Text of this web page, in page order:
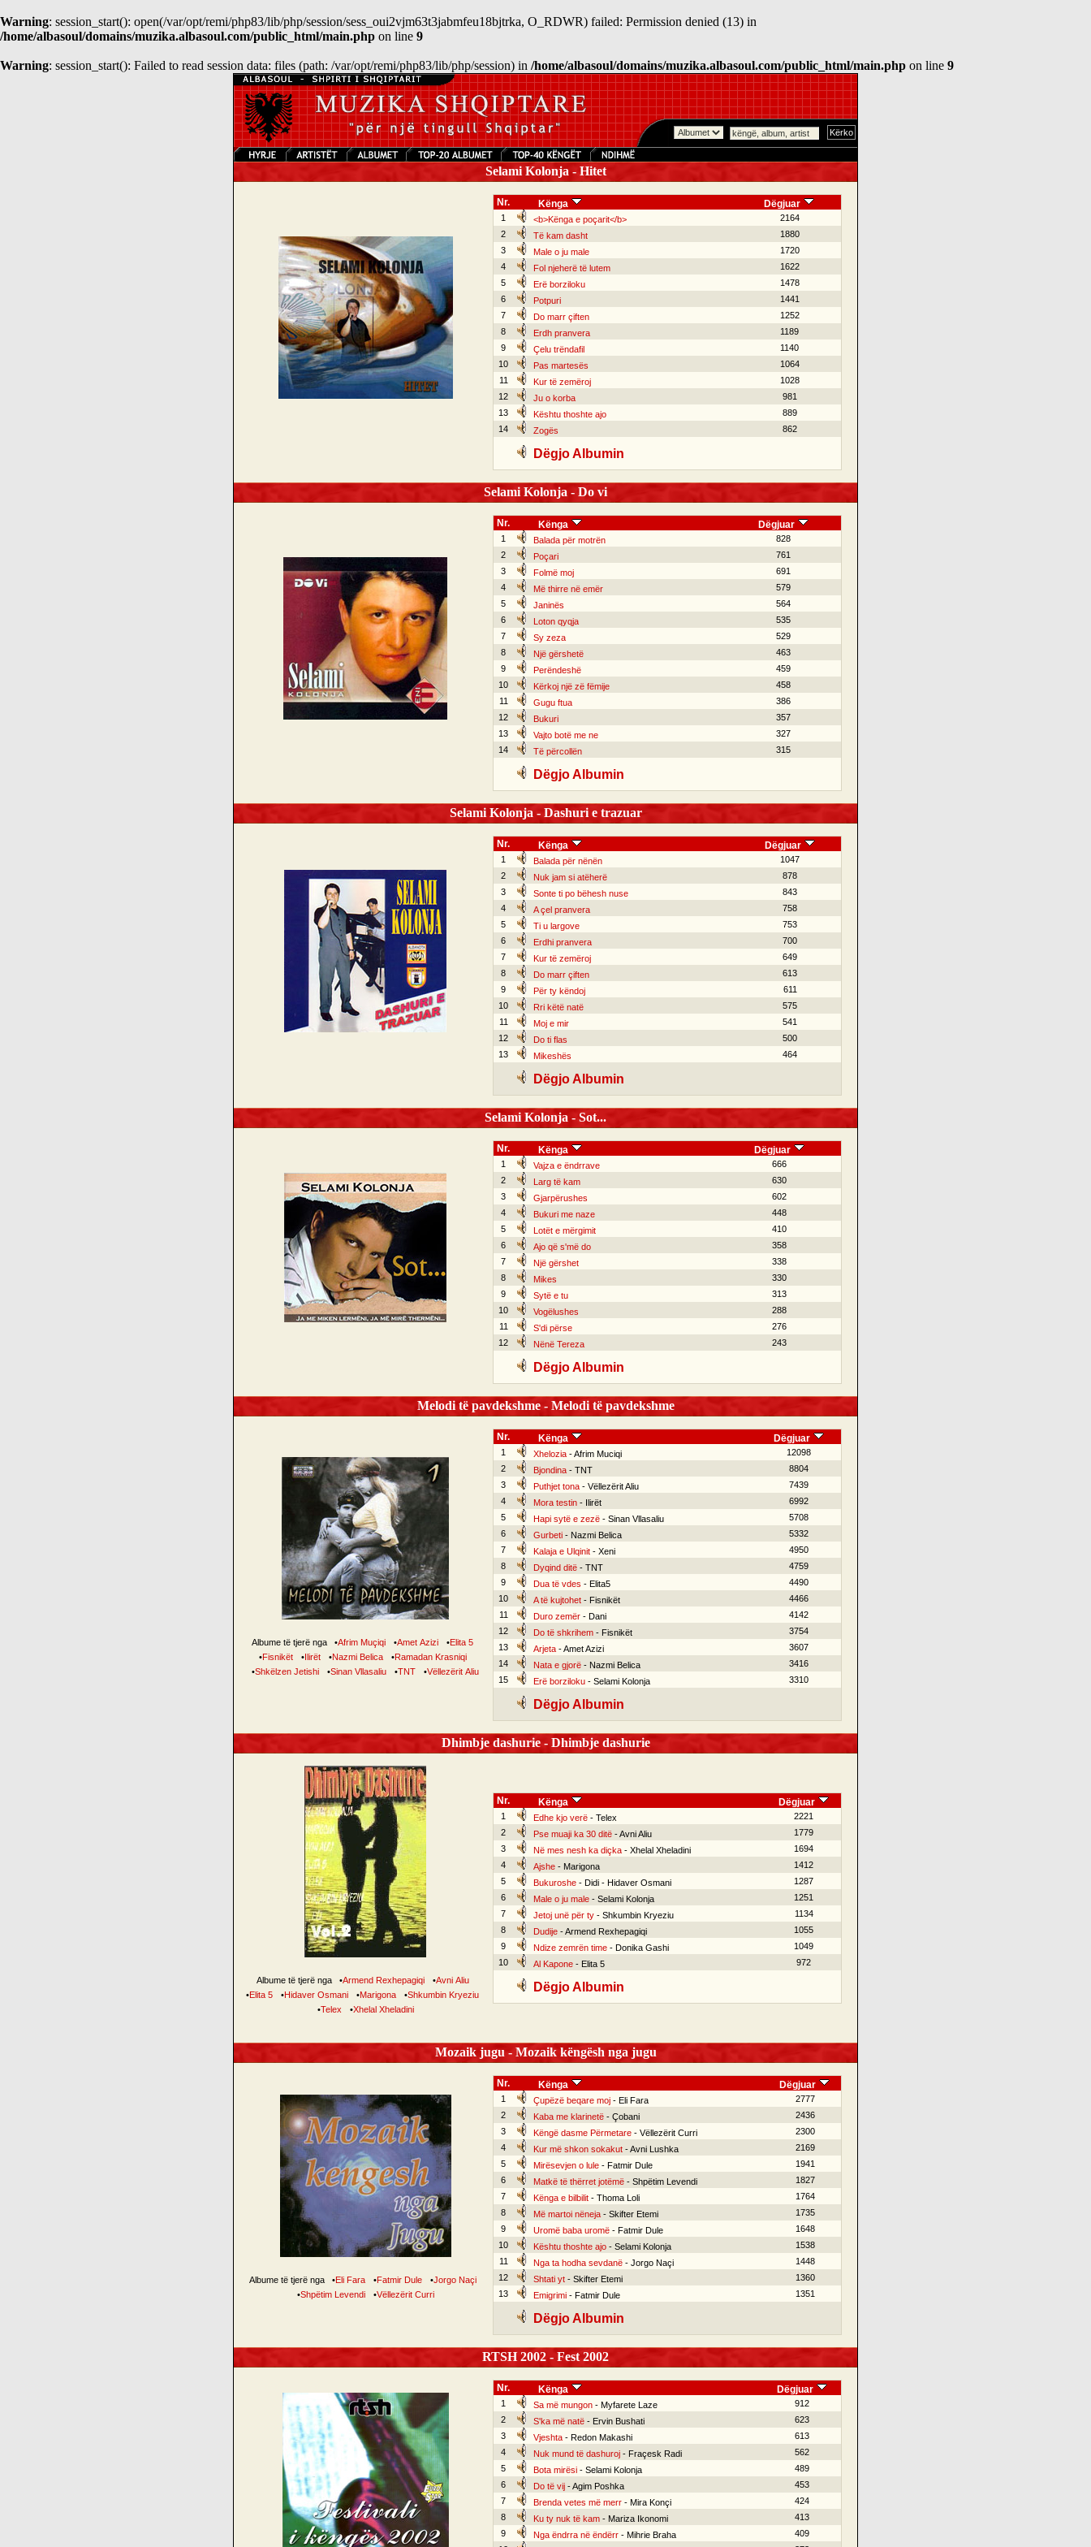
Warning: session_start(): open(/var/opt/remi/php83/lib/php/session/sess_oui2vjm63t3jabmfeu18bjtrka, O_RDWR) failed: Permission denied (13) in
/home/albasoul/domains/muzika.albasoul.com/public_html/main.php on line 9
Warning: session_start(): Failed to read session data: files (path: /var/opt/remi/php83/lib/php/session) in /home/albasoul/domains/muzika.albasoul.com/public_html/main.php on line 9
Selami Kolonja - Hitet
Nr. Kënga Dëgjuar
1 <b>Kënga e poçarit</b>
2164
2
Të kam dasht
1880
3
Male o ju male
1720
4
Fol njeherë të lutem
1622
5
Erë borziloku
1478
6
Potpuri
1441
7
Do marr çiften
1252
8
Erdh pranvera
1189
9
Çelu trëndafil
1140
10
Pas martesës
1064
11
Kur të zemëroj
1028
12
Ju o korba
981
13
Kështu thoshte ajo
889
14
Zogës 862
Dëgjo Albumin
Selami Kolonja - Do vi
Nr. Kënga Dëgjuar
1 Balada për motrën
828
2
Poçari
761
3
Folmë moj
691
4
Më thirre në emër
579
5
Janinës
564
6
Loton qyqja
535
7
Sy zeza
529
8
Një gërshetë
463
9
Perëndeshë
459
10
Kërkoj një zë fëmije
458
11
Gugu ftua
386
12
Bukuri
357
13
Vajto botë me ne
327
14
Të përcollën 315
Dëgjo Albumin
Selami Kolonja - Dashuri e trazuar
Nr. Kënga Dëgjuar
1 Balada për nënën
1047
2
Nuk jam si atëherë
878
3
Sonte ti po bëhesh nuse
843
4
A çel pranvera
758
5
Ti u largove
753
6
Erdhi pranvera
700
7
Kur të zemëroj
649
8
Do marr çiften
613
9
Për ty këndoj
611
10
Rri këtë natë
575
11
Moj e mir
541
12
Do ti flas
500
13
Mikeshës 464
Dëgjo Albumin
Selami Kolonja - Sot...
Nr. Kënga Dëgjuar
1 Vajza e ëndrrave
666
2
Larg të kam
630
3
Gjarpërushes
602
4
Bukuri me naze
448
5
Lotët e mërgimit
410
6
Ajo që s'më do
358
7
Një gërshet
338
8
Mikes
330
9
Sytë e tu
313
10
Vogëlushes
288
11
S'di përse
276
12
Nënë Tereza 243
Dëgjo Albumin
Melodi të pavdekshme - Melodi të pavdekshme
Albume të tjerë nga •Afrim Muçiqi •Amet Azizi •Elita 5
•Fisnikët •Ilirët •Nazmi Belica •Ramadan Krasniqi
•Shkëlzen Jetishi •Sinan Vllasaliu •TNT •Vëllezërit Aliu
Nr. Kënga Dëgjuar
1 Xhelozia- Afrim Muciqi
12098
2
Bjondina- TNT
8804
3
Puthjet tona- Vëllezërit Aliu
7439
4
Mora testin- Ilirët
6992
5
Hapi sytë e zezë- Sinan Vllasaliu
5708
6
Gurbeti- Nazmi Belica
5332
7
Kalaja e Ulqinit- Xeni
4950
8
Dyqind ditë- TNT
4759
9
Dua të vdes - Elita5
4490
10
A të kujtohet- Fisnikët
4466
11
Duro zemër- Dani
4142
12
Do të shkrihem- Fisnikët
3754
13
Arjeta- Amet Azizi
3607
14
Nata e gjorë- Nazmi Belica
3416
15
Erë borziloku- Selami Kolonja 3310
Dëgjo Albumin
Dhimbje dashurie - Dhimbje dashurie
Albume të tjerë nga •Armend Rexhepagiqi •Avni Aliu
•Elita 5 •Hidaver Osmani •Marigona •Shkumbin Kryeziu
•Telex •Xhelal Xheladini
Nr. Kënga Dëgjuar
1 Edhe kjo verë- Telex
2221
2
Pse muaji ka 30 ditë- Avni Aliu
1779
3
Në mes nesh ka diçka- Xhelal Xheladini
1694
4
Ajshe- Marigona
1412
5
Bukuroshe- Didi - Hidaver Osmani
1287
6
Male o ju male- Selami Kolonja
1251
7
Jetoj unë për ty- Shkumbin Kryeziu
1134
8
Dudije- Armend Rexhepagiqi
1055
9
Ndize zemrën time- Donika Gashi
1049
10
Al Kapone- Elita 5 972
Dëgjo Albumin
Mozaik jugu - Mozaik këngësh nga jugu
Albume të tjerë nga •Eli Fara •Fatmir Dule •Jorgo Naçi
•Shpëtim Levendi •Vëllezërit Curri
Nr. Kënga Dëgjuar
1 Çupëzë beqare moj- Eli Fara
2777
2
Kaba me klarinetë- Çobani
2436
3
Këngë dasme Përmetare- Vëllezërit Curri
2300
4
Kur më shkon sokakut- Avni Lushka
2169
5
Mirësevjen o lule- Fatmir Dule
1941
6
Matkë të thërret jotëmë- Shpëtim Levendi
1827
7
Kënga e bilbilit- Thoma Loli
1764
8
Më martoi nëneja- Skifter Etemi
1735
9
Uromë baba uromë- Fatmir Dule
1648
10
Kështu thoshte ajo- Selami Kolonja
1538
11
Nga ta hodha sevdanë- Jorgo Naçi
1448
12
Shtati yt- Skifter Etemi
1360
13
Emigrimi- Fatmir Dule 1351
Dëgjo Albumin
RTSH 2002 - Fest 2002
Nr. Kënga Dëgjuar
1 Sa më mungon- Myfarete Laze
912
2
S'ka më natë- Ervin Bushati
623
3
Vjeshta- Redon Makashi
613
4
Nuk mund të dashuroj- Fraçesk Radi
562
5
Bota mirësi- Selami Kolonja
489
6
Do të vij- Agim Poshka
453
7
Brenda vetes më merr- Mira Konçi
424
8
Ku ty nuk të kam- Mariza Ikonomi
413
9
Nga ëndrra në ëndërr- Mihrie Braha
409